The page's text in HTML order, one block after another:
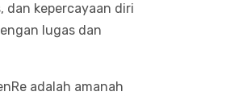
dan kepercayaan diri
lugas dan
adalah amanah